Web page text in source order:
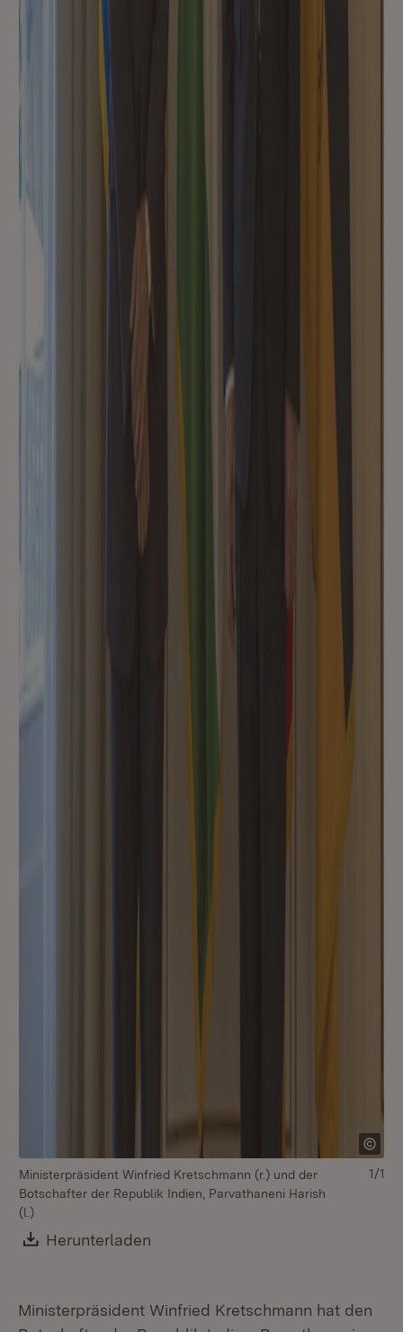
Ministerpräsident Winfried Kretschmann (r.) und der
Botschafter der Republik Indien, Parvathaneni Harish
(l.)
Download:
Herunterladen
1/1
Ministerpräsident Winfried Kretschmann hat den